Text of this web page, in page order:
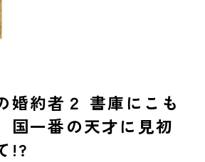
婚約者２ 書庫にこも
国一番の天才に見初
!?